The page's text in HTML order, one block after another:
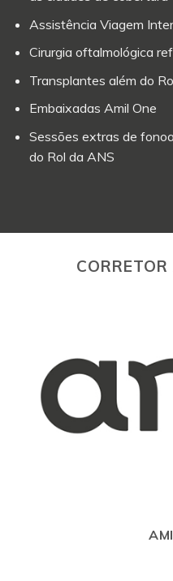
Assistência Viagem
Cirurgia oftalmológica
Transplantes além do
Embaixadas Amil One
Sessões extras de
do Rol da ANS